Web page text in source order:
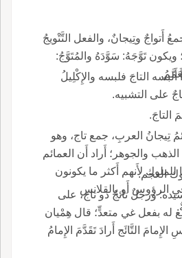
أَتواجٌ وتِيجانٌ، والفعل التَّتْويجُ
ويكون تَوَّجَهُ: سَوَّدَهُ والمُتَوَّجُ:
التاجَ فلبسه والإِكْلِيلُ
على التشبيه.
التاجَ.
تِيجانُ العربِ، جمع تاج، وهو
والجوهر؛ أَراد أَن العمائم
للملوك لأَنهم أَكثر ما يكونون
الرؤوس أَو بالقلانس
العجم.
سيده: ورجلٌ تائجٌ ذو تاج، على
له بفعل غي متعدٍّ؛ قال هِمْيان
التَّائَج أَرادَ تَقَدَّمَ الإِمامُ